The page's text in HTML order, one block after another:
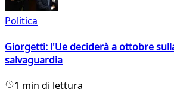
Politica
Giorgetti: l'Ue deciderà a ottobre
salvaguardia
1 min di lettura